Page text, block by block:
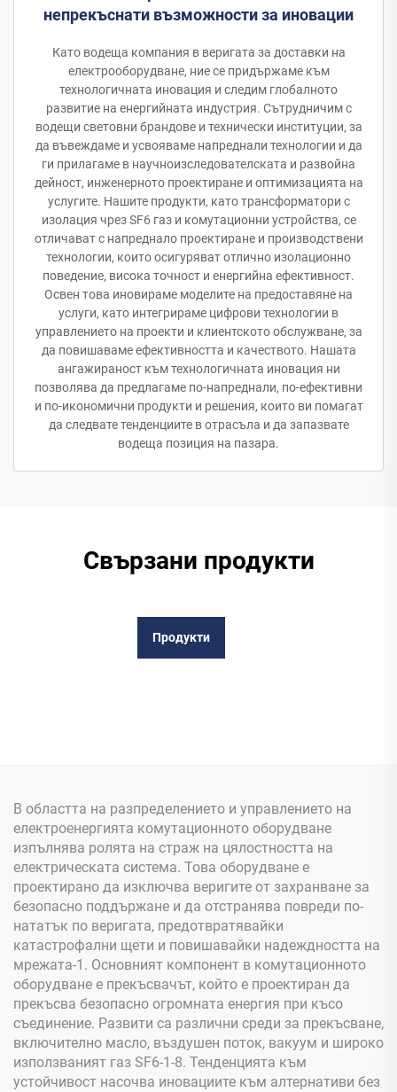
непрекъснати възможности за иновации
Като водеща компания в веригата за доставки на
електрооборудване, ние се придържаме към
технологичната иновация и следим глобалното
развитие на енергийната индустрия. Сътрудничим с
водещи световни брандове и технически институции, за
да въвеждаме и усвояваме напреднали технологии и да
ги прилагаме в научноизследователската и развойна
дейност, инженерното проектиране и оптимизацията на
услугите. Нашите продукти, като трансформатори с
изолация чрез SF6 газ и комутационни устройства, се
отличават с напреднало проектиране и производствени
технологии, които осигуряват отлично изолационно
поведение, висока точност и енергийна ефективност.
Освен това иновираме моделите на предоставяне на
услуги, като интегрираме цифрови технологии в
управлението на проекти и клиентското обслужване, за
да повишаваме ефективността и качеството. Нашата
ангажираност към технологичната иновация ни
позволява да предлагаме по-напреднали, по-ефективни
и по-икономични продукти и решения, които ви помагат
да следвате тенденциите в отрасъла и да запазвате
водеща позиция на пазара.
Свързани продукти
Продукти
В областта на разпределението и управлението на
електроенергията комутационното оборудване
изпълнява ролята на страж на цялостността на
електрическата система. Това оборудване е
проектирано да изключва веригите от захранване за
безопасно поддържане и да отстранява повреди по-
нататък по веригата, предотвратявайки
катастрофални щети и повишавайки надеждността на
мрежата-1. Основният компонент в комутационното
оборудване е прекъсвачът, който е проектиран да
прекъсва безопасно огромната енергия при късо
съединение. Развити са различни среди за прекъсване,
включително масло, въздушен поток, вакуум и широко
използваният газ SF6-1-8. Тенденцията към
устойчивост насочва иновациите към алтернативи без